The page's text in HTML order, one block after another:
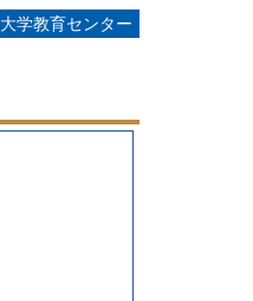
大学教育センター